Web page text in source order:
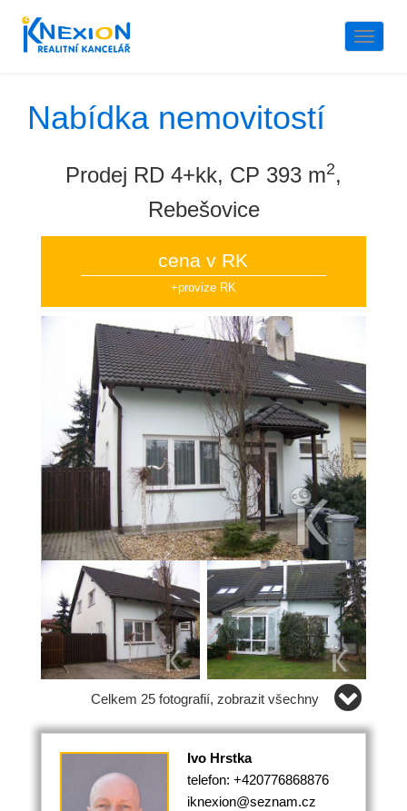
Nabídka nemovitostí
Prodej RD 4+kk, CP 393 m2,
Rebešovice
cena v RK
+provize RK
Celkem 25 fotografií, zobrazit všechny
Ivo Hrstka
telefon: +420776868876
iknexion@seznam.cz